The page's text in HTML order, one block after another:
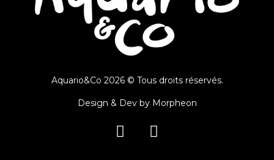
Aquario&Co 2026 © Tous droits réservés.
Design & Dev by Morpheon